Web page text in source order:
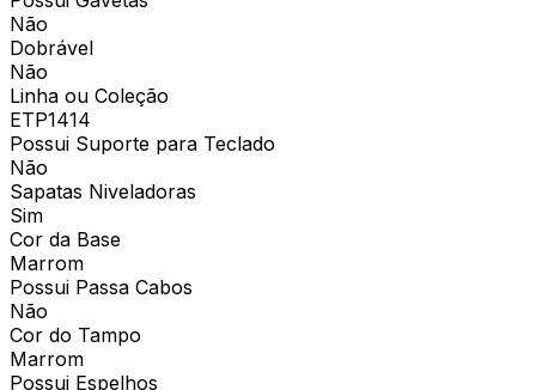
Não
Dobrável
Não
Linha ou Coleção
ETP1414
Possui Suporte para Teclado
Não
Sapatas Niveladoras
Sim
Cor da Base
Marrom
Possui Passa Cabos
Não
Cor do Tampo
Marrom
Possui Espelhos